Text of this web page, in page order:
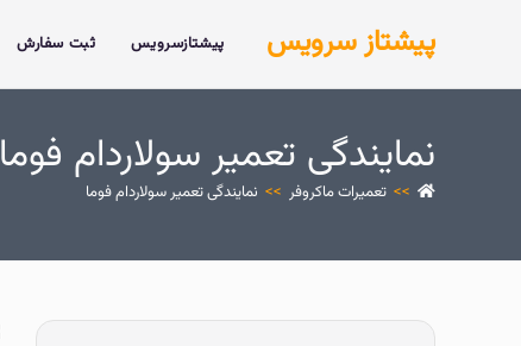
پیشتاز سرویس پیشتازسرویس ثبت سفارش
نمایندگی تعمیر سولاردام فوما
>> تعمیرات ماکروفر >> نمایندگی تعمیر سولاردام فوما